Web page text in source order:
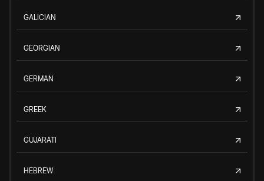
GALICIAN
GEORGIAN
GERMAN
GREEK
GUJARATI
HEBREW